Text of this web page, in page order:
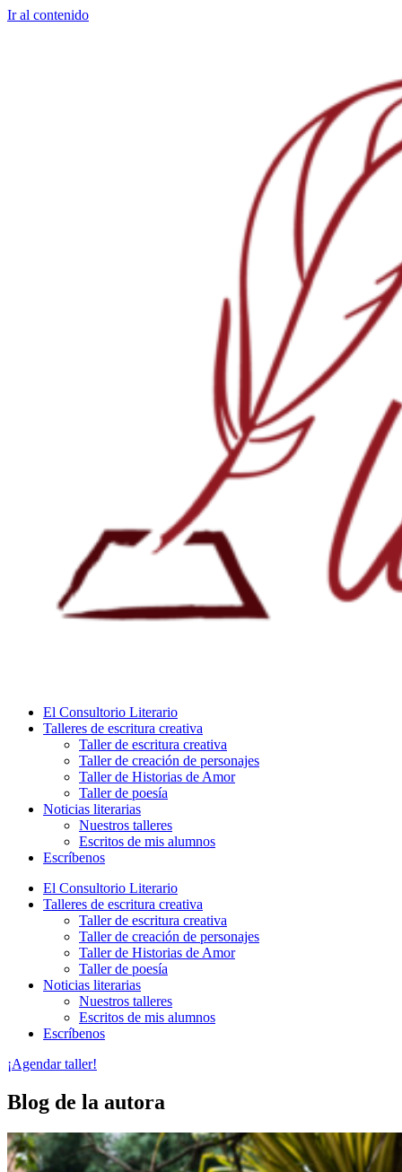
Ir al contenido
El Consultorio Literario
Talleres de escritura creativa
Taller de escritura creativa
Taller de creación de personajes
Taller de Historias de Amor
Taller de poesía
Noticias literarias
Nuestros talleres
Escritos de mis alumnos
Escríbenos
El Consultorio Literario
Talleres de escritura creativa
Taller de escritura creativa
Taller de creación de personajes
Taller de Historias de Amor
Taller de poesía
Noticias literarias
Nuestros talleres
Escritos de mis alumnos
Escríbenos
¡Agendar taller!
Blog de la autora